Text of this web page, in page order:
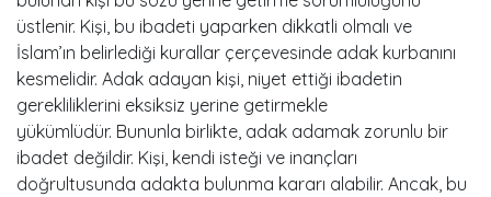
üstlenir. Kişi, bu ibadeti yaparken dikkatli olmalı ve
İslam’ın belirlediği kurallar çerçevesinde adak kurbanını
kesmelidir. Adak adayan kişi, niyet ettiği ibadetin
gerekliliklerini eksiksiz yerine getirmekle
yükümlüdür. Bununla birlikte, adak adamak zorunlu bir
ibadet değildir. Kişi, kendi isteği ve inançları
doğrultusunda adakta bulunma kararı alabilir. Ancak, bu